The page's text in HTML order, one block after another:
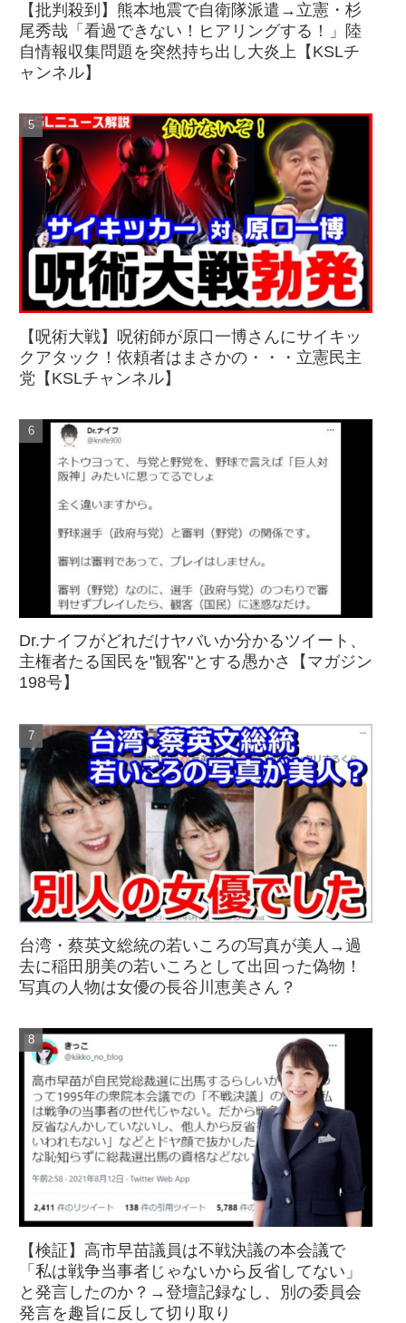
【批判殺到】熊本地震で自衛隊派遣→立憲・杉
尾秀哉「看過できない！ヒアリングする！」陸
自情報収集問題を突然持ち出し大炎上【KSLチ
ャンネル】
【呪術大戦】呪術師が原口一博さんにサイキッ
クアタック！依頼者はまさかの・・・立憲民主
党【KSLチャンネル】
Dr.ナイフがどれだけヤバいか分かるツイート、
主権者たる国民を"観客"とする愚かさ【マガジン
198号】
台湾・蔡英文総統の若いころの写真が美人→過
去に稲田朋美の若いころとして出回った偽物！
写真の人物は女優の長谷川恵美さん？
【検証】高市早苗議員は不戦決議の本会議で
「私は戦争当事者じゃないから反省してない」
と発言したのか？→登壇記録なし、別の委員会
発言を趣旨に反して切り取り